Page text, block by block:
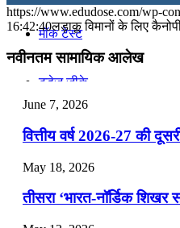
मॉक टेस्ट
टुडेज जीके
Menu Menu
July 31, 2026
📝 डेली करेंट अफेयर्स: 28-
July 28, 2026
📝 डेली करेंट अफेयर्स: 25-
July 25, 2026
📝 डेली करेंट अफेयर्स: 22-
July 22, 2026
https://www.edudose.com/wp-
16:42:40लड़ाकू विमानों के लिए
नवीनतम सामायिक आलेख
June 7, 2026
वित्तीय वर्ष 2026-27 की
May 18, 2026
तीसरा ‘भारत-नॉर्डिक